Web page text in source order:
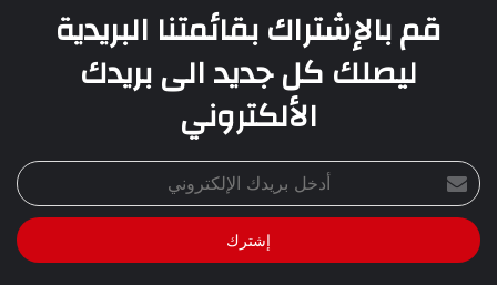
قم بالإشتراك بقائمتنا البريدية
ليصلك كل جديد الى بريدك
الألكتروني
أدخل
بريدك
الإلكتروني